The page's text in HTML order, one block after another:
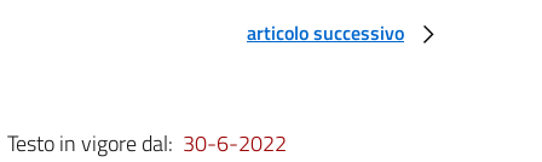
articolo successivo
Testo in vigore dal: 30-6-2022